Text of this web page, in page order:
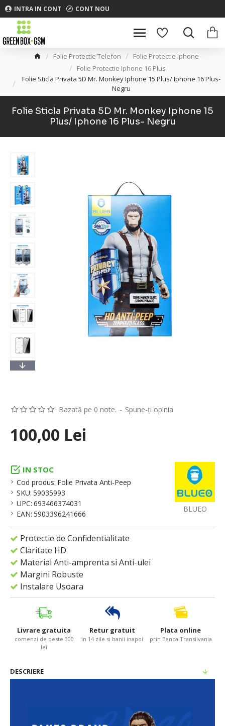
INTRA IN CONT CONT NOU
Folie Protectie Telefon
Folie Protectie Iphone
Folie Protectie Iphone 16 Plus
Folie Sticla Privata 5D Mr. Monkey Iphone 15 Plus/ Iphone 16 Plus-
Negru
Folie Sticla Privata 5D Mr. Monkey Iphone 15
Plus/ Iphone 16 Plus- Negru
IN STOC
Cod produs: Folie Privata Anti-Peep
SKU: 59035993
UPC: 693466374031
EAN: 5903396241666
BLUEO
Protectie de Confidentialitate
Claritate HD
Material Anti-amprenta si Anti-ulei
Margini Robuste
Instalare Usoara
Bazată pe 0 note. - Spune-ţi opinia
100,00 Lei
Livrare gratuita
comenzi de peste 300
lei
Retur gratuit
in 14 zile si banii inapoi
Plata online
prin Banca Transilvania
DESCRIERE